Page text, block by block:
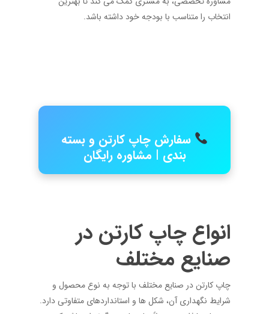
انتخاب را متناسب با بودجه خود داشته باشد.
سفارش چاپ کارتن و بسته
بندی | مشاوره رایگان
انواع چاپ کارتن در
صنایع مختلف
چاپ کارتن در صنایع مختلف با توجه به نوع محصول و
شرایط نگهداری آن، شکل ها و استانداردهای متفاوتی دارد.